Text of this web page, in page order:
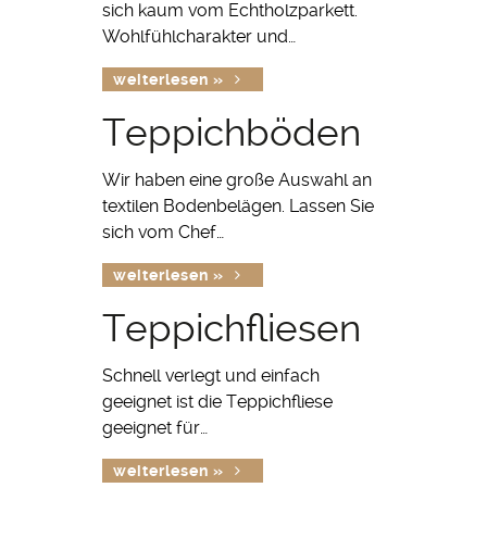
sich kaum vom Echtholzparkett.
Wohlfühlcharakter und…
weiterlesen »
Teppichböden
Wir haben eine große Auswahl an
textilen Bodenbelägen. Lassen Sie
sich vom Chef…
weiterlesen »
Teppichfliesen
Schnell verlegt und einfach
geeignet ist die Teppichfliese
geeignet für…
weiterlesen »